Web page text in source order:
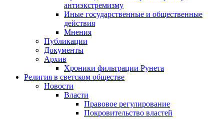
антиэкстремизму
Иные государственные и общественные
действия
Мнения
Публикации
Документы
Архив
Хроники фильтрации Рунета
Религия в светском обществе
Новости
Власти
Правовое регулирование
Покровительство властей